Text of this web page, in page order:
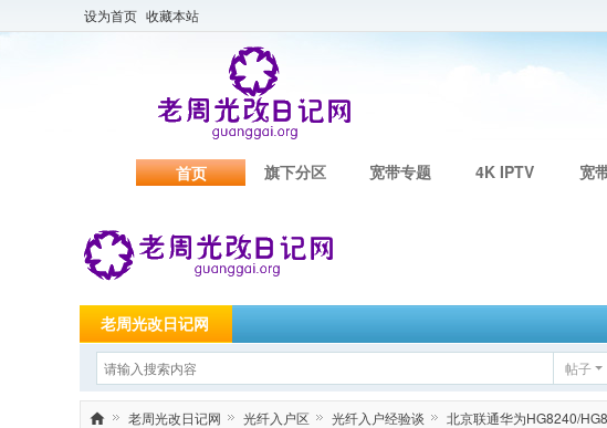
设为首页 收藏本站
首页 旗下分区 宽带专题 4K IPTV 宽
老周光改日记网
帖子
老周光改日记网 光纤入户区 光纤入户经验谈 北京联通华为HG8240/